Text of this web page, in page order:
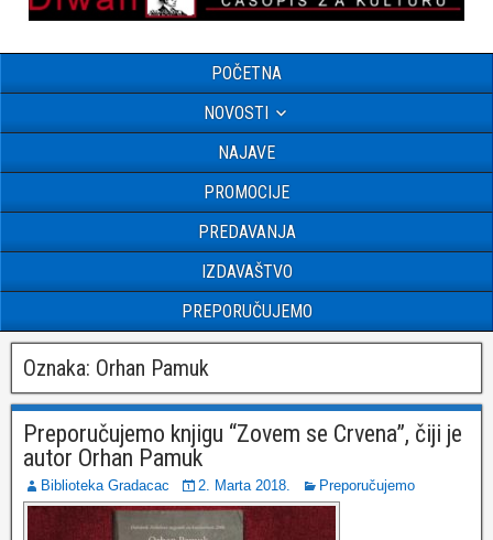
POČETNA
NOVOSTI
NAJAVE
PROMOCIJE
PREDAVANJA
IZDAVAŠTVO
PREPORUČUJEMO
Oznaka: Orhan Pamuk
Preporučujemo knjigu “Zovem se Crvena”, čiji je
autor Orhan Pamuk
Biblioteka Gradacac 2. Marta 2018. Preporučujemo